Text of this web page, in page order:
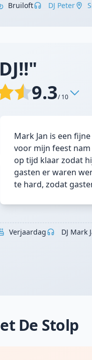
Bruiloft DJ Peter
9.3/ 10
Mark Jan is een
voor mijn feest
op tijd klaar zodat
gasten er waren
te hard, zodat
Verjaardag DJ Mark
De Stolp